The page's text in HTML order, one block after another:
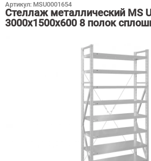
Стеллаж металлический MS
3000х1500х600 8 полок
Артикул: MSU0001654